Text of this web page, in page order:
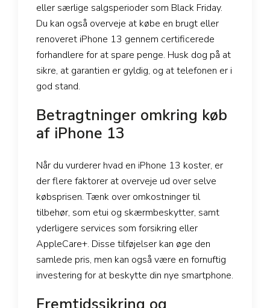
eller særlige salgsperioder som Black Friday.
Du kan også overveje at købe en brugt eller
renoveret iPhone 13 gennem certificerede
forhandlere for at spare penge. Husk dog på at
sikre, at garantien er gyldig, og at telefonen er i
god stand.
Betragtninger omkring køb
af iPhone 13
Når du vurderer hvad en iPhone 13 koster, er
der flere faktorer at overveje ud over selve
købsprisen. Tænk over omkostninger til
tilbehør, som etui og skærmbeskytter, samt
yderligere services som forsikring eller
AppleCare+. Disse tilføjelser kan øge den
samlede pris, men kan også være en fornuftig
investering for at beskytte din nye smartphone.